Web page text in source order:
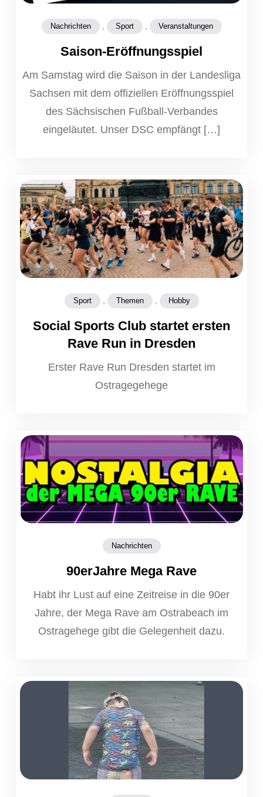
Nachrichten , Sport , Veranstaltungen
Saison-Eröffnungsspiel
Am Samstag wird die Saison in der Landesliga
Sachsen mit dem offiziellen Eröffnungsspiel
des Sächsischen Fußball-Verbandes
eingeläutet. Unser DSC empfängt […]
Sport , Themen , Hobby
Social Sports Club startet ersten
Rave Run in Dresden
Erster Rave Run Dresden startet im
Ostragegehege
Nachrichten
90erJahre Mega Rave
Habt ihr Lust auf eine Zeitreise in die 90er
Jahre, der Mega Rave am Ostrabeach im
Ostragehege gibt die Gelegenheit dazu.